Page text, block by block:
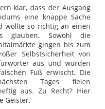
klar, dass der Ausgang
eine knappe Sache
wollte so richtig an einen
glauben. Sowohl die
gingen bis zum
Selbstsicherheit von
aus und wurden
Fuß erwischt. Die
Tages fielen
aus. Zu Recht? Hier
Geister.